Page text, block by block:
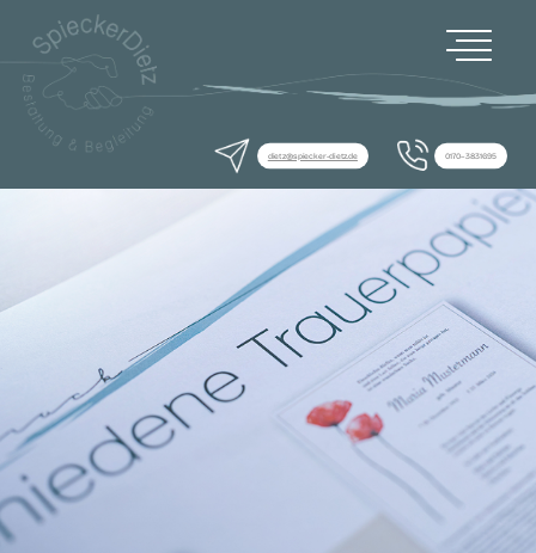
dietz@spiecker-dietz.de 0170–3831695